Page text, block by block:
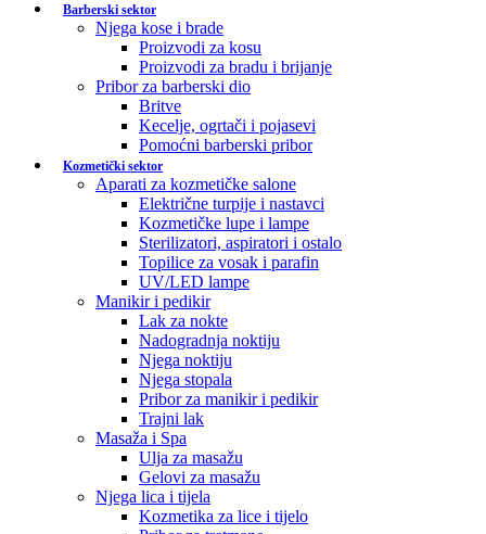
Barberski sektor
Njega kose i brade
Proizvodi za kosu
Proizvodi za bradu i brijanje
Pribor za barberski dio
Britve
Kecelje, ogrtači i pojasevi
Pomoćni barberski pribor
Kozmetički sektor
Aparati za kozmetičke salone
Električne turpije i nastavci
Kozmetičke lupe i lampe
Sterilizatori, aspiratori i ostalo
Topilice za vosak i parafin
UV/LED lampe
Manikir i pedikir
Lak za nokte
Nadogradnja noktiju
Njega noktiju
Njega stopala
Pribor za manikir i pedikir
Trajni lak
Masaža i Spa
Ulja za masažu
Gelovi za masažu
Njega lica i tijela
Kozmetika za lice i tijelo